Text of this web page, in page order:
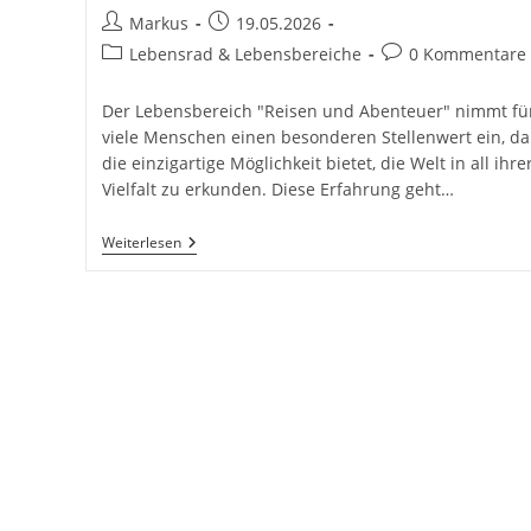
Beitrags-
Autor:
Markus
Beitrag
veröffentlicht:
19.05.2026
Beitrags-
Lebensrad & Lebensbereiche
Beitrags-
0 Kommentare
Der Lebensbereich "Reisen und Abenteuer" nimmt
viele Menschen einen besonderen Stellenwert ein,
die einzigartige Möglichkeit bietet, die Welt in all
Vielfalt zu erkunden. Diese Erfahrung geht…
WeiterlesenReisen
Und